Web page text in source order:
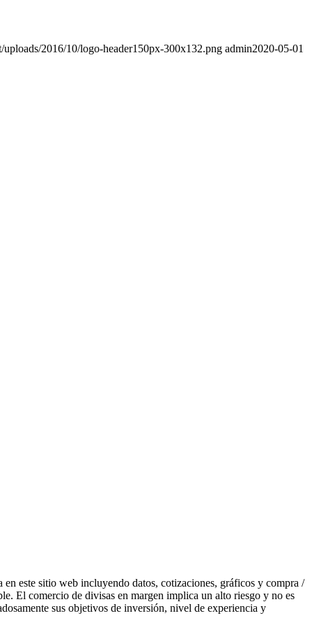
2016/10/logo-header150px-300x132.png admin2020-05-01
este sitio web incluyendo datos, cotizaciones, gráficos y compra /
El comercio de divisas en margen implica un alto riesgo y no es
sus objetivos de inversión, nivel de experiencia y